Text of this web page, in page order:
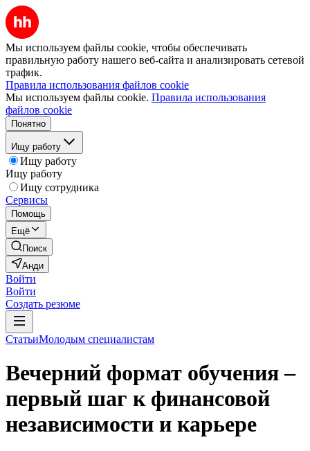
Мы используем файлы cookie, чтобы обеспечивать
правильную работу нашего веб-сайта и анализировать сетевой
трафик.
Правила использования файлов cookie
Мы используем файлы cookie. Правила использования
файлов cookie
Понятно
Ищу работу
Ищу работу
Ищу работу
Ищу сотрудника
Сервисы
Помощь
Ещё
Поиск
Анди
Войти
Войти
Создать резюме
СтатьиМолодым специалистам
Вечерний формат обучения –
первый шаг к финансовой
независимости и карьере